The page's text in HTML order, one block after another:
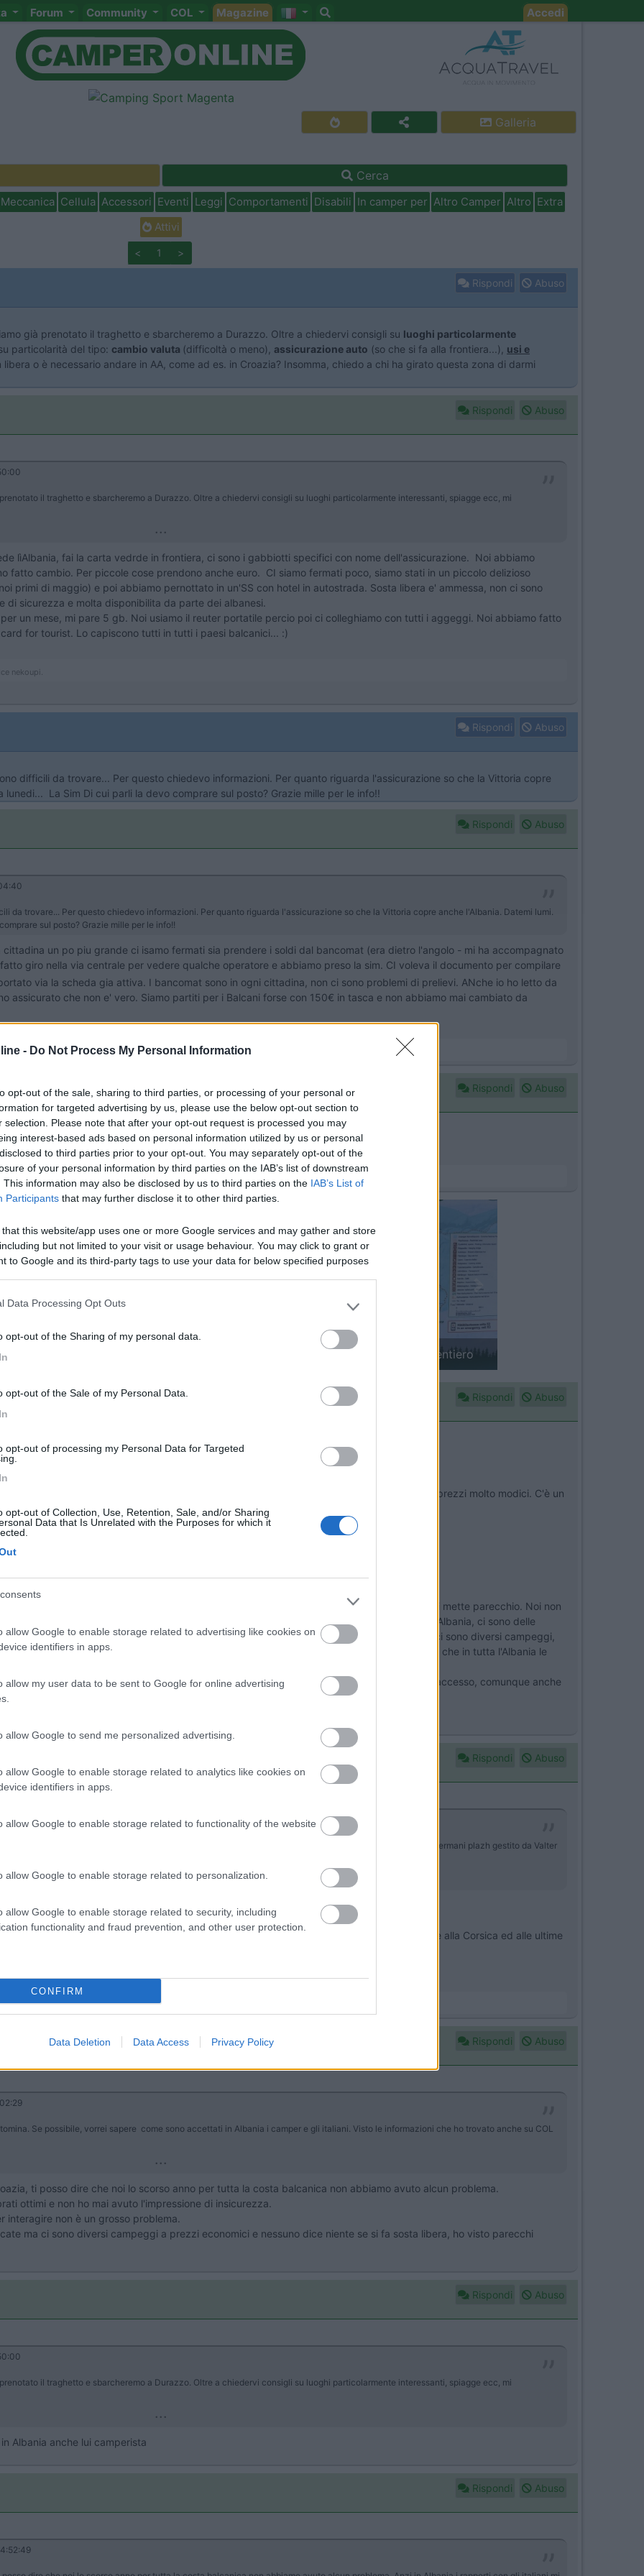
- Do Not Process My Personal Information
opt-out of the sale, sharing to third parties, or processing of your personal or
for targeted advertising by us, please use the below opt-out section to
selection. Please note that after your opt-out request is processed you may
interest-based ads based on personal information utilized by us or personal
to third parties prior to your opt-out. You may separately opt-out of the
of your personal information by third parties on the IAB’s list of downstream
This information may also be disclosed by us to third parties on the IAB’s List of
Participants that may further disclose it to other third parties.
that this website/app uses one or more Google services and may gather and store
but not limited to your visit or usage behaviour. You may click to grant or
to Google and its third-party tags to use your data for below specified purposes
Data Processing Opt Outs
opt-out of the Sharing of my personal data.
opt-out of the Sale of my Personal Data.
opt-out of processing my Personal Data for Targeted
opt-out of Collection, Use, Retention, Sale, and/or Sharing
Data that Is Unrelated with the Purposes for which it
allow Google to enable storage related to advertising like cookies on
identifiers in apps.
allow my user data to be sent to Google for online advertising
allow Google to send me personalized advertising.
allow Google to enable storage related to analytics like cookies on
identifiers in apps.
allow Google to enable storage related to functionality of the website
allow Google to enable storage related to personalization.
allow Google to enable storage related to security, including
functionality and fraud prevention, and other user protection.
CONFIRM
Data Deletion Data Access Privacy Policy
Forum Community COL Magazine Accedi
Galleria
Cerca
Meccanica Cellula Accessori Eventi Leggi Comportamenti Disabili In camper per Altro Camper Altro Extra
Attivi
< 1 >
Rispondi Abuso
già prenotato il traghetto e sbarcheremo a Durazzo. Oltre a chiedervi consigli su luoghi particolarmente
particolarità del tipo: cambio valuta (difficoltà o meno), assicurazione auto (so che si fa alla frontiera...), usi e
libera o è necessario andare in AA, come ad es. in Croazia? Insomma, chiedo a chi ha girato questa zona di darmi
Rispondi Abuso
il traghetto e sbarcheremo a Durazzo. Oltre a chiedervi consigli su luoghi particolarmente interessanti, spiagge ecc, mi
...
lìAlbania, fai la carta vedrde in frontiera, ci sono i gabbiotti specifici con nome dell'assicurazione. Noi abbiamo
fatto cambio. Per piccole cose prendono anche euro. CI siamo fermati poco, siamo stati in un piccolo delizioso
primi di maggio) e poi abbiamo pernottato in un'SS con hotel in autostrada. Sosta libera e' ammessa, non ci sono
di sicurezza e molta disponibilita da parte dei albanesi.
un mese, mi pare 5 gb. Noi usiamo il reuter portatile percio poi ci colleghiamo con tutti i aggeggi. Noi abbiamo fatto
for tourist. Lo capiscono tutti in tutti i paesi balcanici... :)
nekoupi.
Rispondi Abuso
difficili da trovare... Per questo chiedevo informazioni. Per quanto riguarda l'assicurazione so che la Vittoria copre
lunedi... La Sim Di cui parli la devo comprare sul posto? Grazie mille per le info!!
Rispondi Abuso
da trovare... Per questo chiedevo informazioni. Per quanto riguarda l'assicurazione so che la Vittoria copre anche l'Albania. Datemi lumi.
sul posto? Grazie mille per le info!!
un po piu grande ci isamo fermati sia prendere i soldi dal bancomat (era dietro l'angolo - mi ha accompagnato
giro nella via centrale per vedere qualche operatore e abbiamo preso la sim. CI voleva il documento per compilare
via la scheda gia attiva. I bancomat sono in ogni cittadina, non ci sono problemi di prelievi. ANche io ho letto da
assicurato che non e' vero. Siamo partiti per i Balcani forse con 150€ in tasca e non abbiamo mai cambiato da
li da Eagle) erano 5gb per 1 mese a 5 euro.
nekoupi.
Rispondi Abuso
Finlandia in camper: il piccolo sentiero
Next
Rispondi Abuso
anno in cui abbiamo fatto tutta la costa balcanica:
il Gjermani plazh gestito da Valter un simpatico ragazzo che fa anche un ottima cucina a prezzi molto modici. C'è un
non c'è nessun servizio.
può essere la guida degli Albanesi...
a salire e arriva fino a 1000m con tante curve e tornanti, fattibilissima ma comunque ci si mette parecchio. Noi non
arrivare alla spiaggia di Livadhi, però secondo me questo tratto è uno dei più belli dell'Albania, ci sono delle
in uno scenario molto selvaggio. Livadhi non è male, abbastanza turistica ma non troppo, ci sono diversi campeggi,
che qui non ci sono bancomat, il più vicino cambio o bancomat è a Himare e tieni conto che in tutta l'Albania le
troppo incasinata e turistica, se ti vuoi fermare ti consiglio il camping Sunset che è di facile accesso, comunque anche
a piedi un pezzo di litorale.
Rispondi Abuso
in cui abbiamo fatto tutta la costa balcanica: Comunque ti consiglio una sosta a Seman Beach presso il Gjermani plazh gestito da Valter
...
i camper e gli italiani. Visto le informazioni che ho trovato anche su COL relativamente alla Corsica ed alle ultime
gli stessi problemi anche in Albania.
Rispondi Abuso
Se possibile, vorrei sapere come sono accettati in Albania i camper e gli italiani. Visto le informazioni che ho trovato anche su COL
...
ti posso dire che noi lo scorso anno per tutta la costa balcanica non abbiamo avuto alcun problema.
ottimi e non ho mai avuto l'impressione di insicurezza.
interagire non è un grosso problema.
ma ci sono diversi campeggi a prezzi economici e nessuno dice niente se si fa sosta libera, ho visto parecchi
Rispondi Abuso
il traghetto e sbarcheremo a Durazzo. Oltre a chiedervi consigli su luoghi particolarmente interessanti, spiagge ecc, mi
...
Albania anche lui camperista
Rispondi Abuso